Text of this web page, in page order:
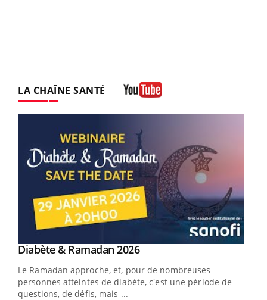
LA CHAÎNE SANTÉ
Youtube
Diabète & Ramadan 2026Youtube
Le Ramadan approche, et, pour de nombreuses
personnes atteintes de diabète, c'est une période de
questions, de défis, mais ...
Youtube
Un « jumeau numérique » pour faciliter l’accès
Un établissement lié à un groupe mutualiste innove en
matière de bilan de santé : l'utilisation d'un « jumeau